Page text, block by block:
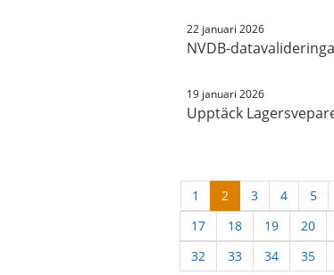
22 januari 2026
NVDB-
19 januari 2026
Upptäck
1 2 3 4 5
17
18 19 20
32
33 34 35